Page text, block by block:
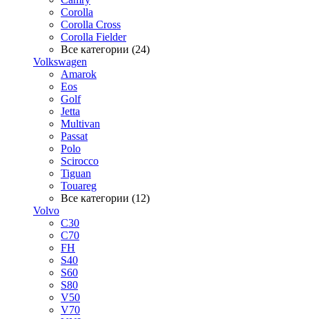
Corolla
Corolla Cross
Corolla Fielder
Все категории (24)
Volkswagen
Amarok
Eos
Golf
Jetta
Multivan
Passat
Polo
Scirocco
Tiguan
Touareg
Все категории (12)
Volvo
C30
C70
FH
S40
S60
S80
V50
V70